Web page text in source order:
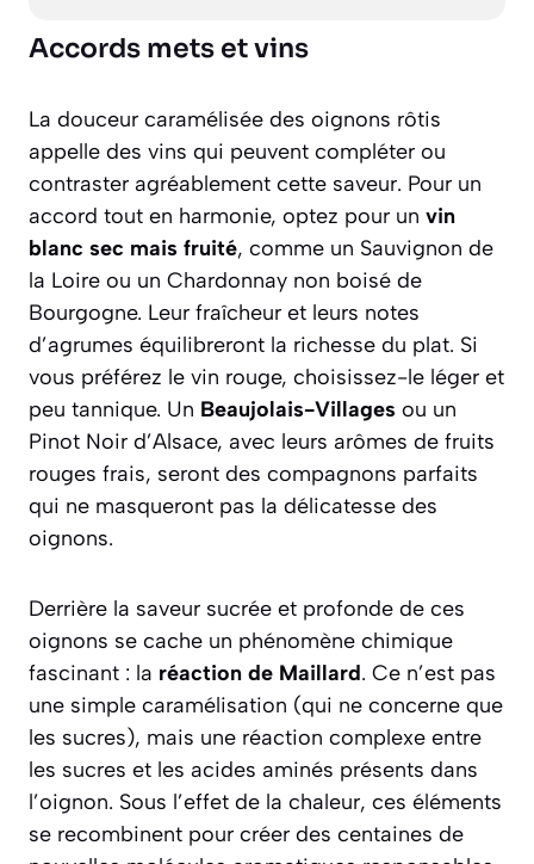
Accords mets et vins
La douceur caramélisée des oignons rôtis
appelle des vins qui peuvent compléter ou
contraster agréablement cette saveur. Pour un
accord tout en harmonie, optez pour un vin
blanc sec mais fruité, comme un Sauvignon de
la Loire ou un Chardonnay non boisé de
Bourgogne. Leur fraîcheur et leurs notes
d’agrumes équilibreront la richesse du plat. Si
vous préférez le vin rouge, choisissez-le léger et
peu tannique. Un Beaujolais-Villages ou un
Pinot Noir d’Alsace, avec leurs arômes de fruits
rouges frais, seront des compagnons parfaits
qui ne masqueront pas la délicatesse des
oignons.
Derrière la saveur sucrée et profonde de ces
oignons se cache un phénomène chimique
fascinant : la réaction de Maillard. Ce n’est pas
une simple caramélisation (qui ne concerne que
les sucres), mais une réaction complexe entre
les sucres et les acides aminés présents dans
l’oignon. Sous l’effet de la chaleur, ces éléments
se recombinent pour créer des centaines de